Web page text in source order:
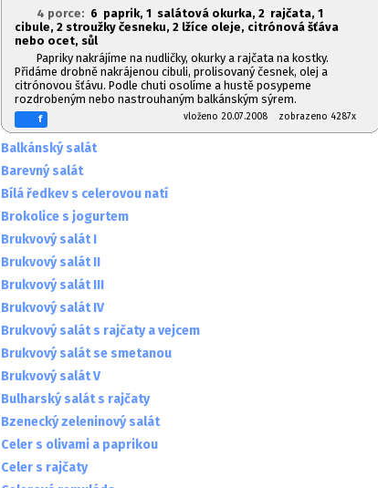
4 porce: 6 paprik, 1 salátová okurka, 2 rajčata, 1
cibule, 2 stroužky česneku, 2 lžíce oleje, citrónová šťáva
nebo ocet, sůl
Papriky nakrájíme na nudličky, okurky a rajčata na kostky.
Přidáme drobně nakrájenou cibuli, prolisovaný česnek, olej a
citrónovou šťávu. Podle chuti osolíme a hustě posypeme
rozdrobeným nebo nastrouhaným balkánským sýrem.
f vloženo 20.07.2008 zobrazeno 4287x
Balkánský salát
Barevný salát
Bílá ředkev s celerovou natí
Brokolice s jogurtem
Brukvový salát I
Brukvový salát II
Brukvový salát III
Brukvový salát IV
Brukvový salát s rajčaty a vejcem
Brukvový salát se smetanou
Brukvový salát V
Bulharský salát s rajčaty
Bzenecký zeleninový salát
Celer s olivami a paprikou
Celer s rajčaty